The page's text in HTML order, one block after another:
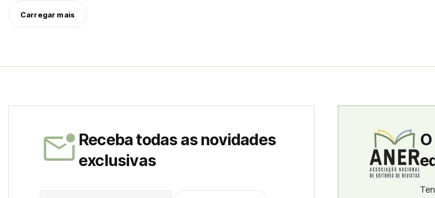
Carregar mais
Receba todas as novidades
exclusivas